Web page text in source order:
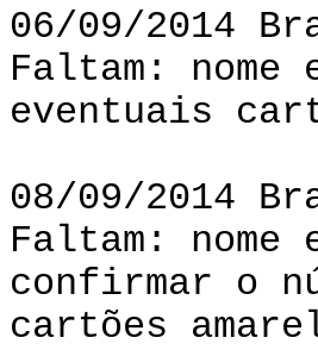
06/09/2014
Faltam:
eventuais
08/09/2014
Faltam:
confirmar o
cartões